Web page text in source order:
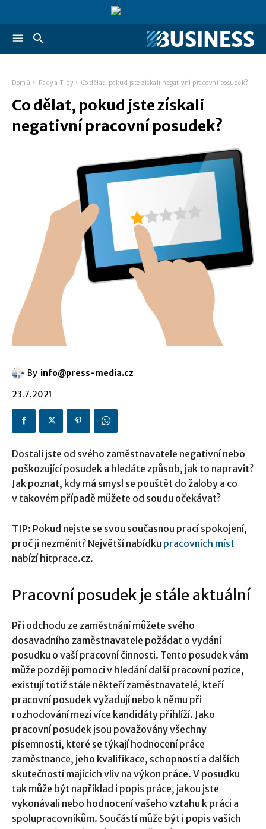
Domů Rady a Tipy Co dělat, pokud jste získali negativní pracovní posudek?
Co dělat, pokud jste získali
negativní pracovní posudek?
By info@press-media.cz
23.7.2021
Dostali jste od svého zaměstnavatele negativní nebo
poškozující posudek a hledáte způsob, jak to napravit?
Jak poznat, kdy má smysl se pouštět do žaloby a co
v takovém případě můžete od soudu očekávat?
TIP: Pokud nejste se svou současnou prací spokojení,
proč ji nezměnit? Největší nabídku pracovních míst
nabízí hitprace.cz.
Pracovní posudek je stále aktuální
Při odchodu ze zaměstnání můžete svého
dosavadního zaměstnavatele požádat o vydání
posudku o vaší pracovní činnosti. Tento posudek vám
může později pomoci v hledání další pracovní pozice,
existují totiž stále někteří zaměstnavatelé, kteří
pracovní posudek vyžadují nebo k němu při
rozhodování mezi více kandidáty přihlíží. Jako
pracovní posudek jsou považovány všechny
písemnosti, které se týkají hodnocení práce
zaměstnance, jeho kvalifikace, schopností a dalších
skutečností majících vliv na výkon práce. V posudku
tak může být například i popis práce, jakou jste
vykonávali nebo hodnocení vašeho vztahu k práci a
spolupracovníkům. Součástí může být i popis vašich